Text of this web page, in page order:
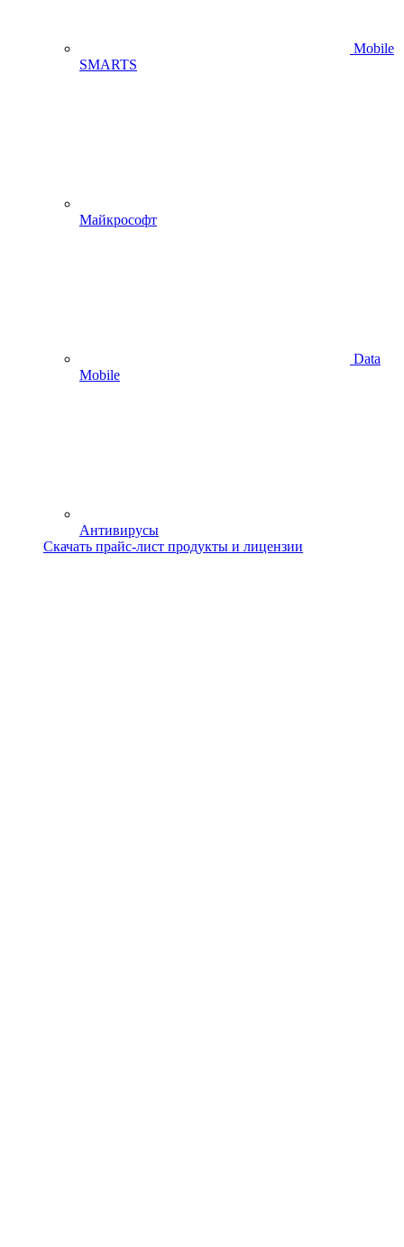
Mobile
SMARTS
Майкрософт
Data
Mobile
Антивирусы
Скачать прайс-лист продукты и лицензии